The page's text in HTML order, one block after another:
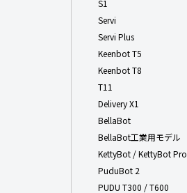
S1
Servi
Servi Plus
Keenbot T5
Keenbot T8
T11
Delivery X1
BellaBot
BellaBot工業用モデル
KettyBot / KettyBot Pro
PuduBot 2
PUDU T300 / T600